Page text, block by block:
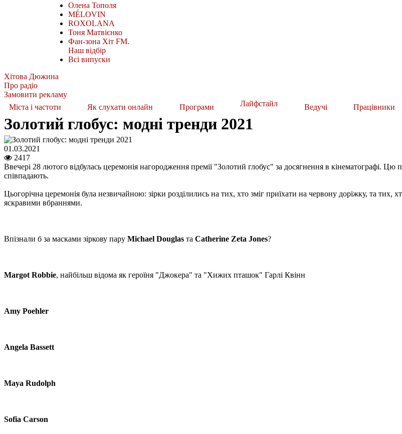
Олена Тополя
MÉLOVIN
ROXOLANA
Тоня Матвієнко
Фан-зона Хіт FM.
Наш відбір
Всі випуски
Хітова Дюжина
Про радіо
Замовити рекламу
Міста і частоти
Як слухати онлайн Програми Лайфстайл Ведучі Працівники
Золотий глобус: модні тренди 2021
01.03.2021
2417
Ввечері 28 лютого відбулась церемонія нагородження премії "Золотий глобус" за досягнення в кінематографі.
співпадають.
Цьогорічна церемонія була незвичайною: зірки розділились на тих, хто зміг приїхати на червону доріжку, та тих,
яскравими вбраннями.
Впізнали б за масками зіркову пару Michael Douglas та Catherine Zeta Jones?
Margot Robbie, найбільш відома як героїня "Джокера" та "Хижих пташок" Гарлі Квінн
Amy Poehler
Angela Bassett
Maya Rudolph
Sofia Carson